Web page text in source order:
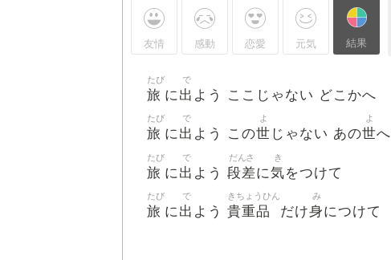
友情 感動 恋愛 元気 結果
旅
たび
に出
で
よう ここじゃない どこかへ
旅
たび
に出
で
よう この世
よ
じゃない あの世
よ
へ
旅
たび
に出
で
よう 段差
だんさ
に気
き
をつけて
旅
たび
に出
で
よう 貴重品
きちょうひん
だけ身
み
につけて